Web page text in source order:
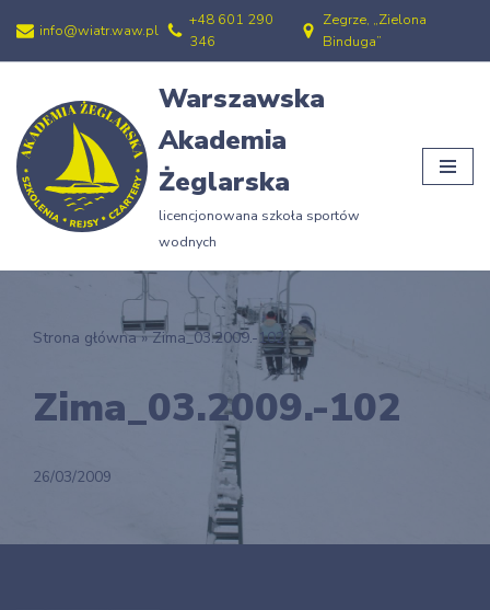
Przejdź
treści
info@wiatr.waw.pl
+48 601 290
346
Zegrze, „Zielona
Binduga”
Warszawska
Akademia
Żeglarska
licencjonowana szkoła sportów
wodnych
Strona główna»Zima_03.2009.-102
Zima_03.2009.-102
26/03/2009